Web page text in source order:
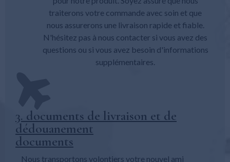
traiterons votre commande avec soin et que
nous assurerons une livraison rapide et fiable.
N'hésitez pas à nous contacter si vous avez des
questions ou si vous avez besoin d'informations
supplémentaires.
3. documents de livraison et de
dédouanement
documents
Nous transportons volontiers votre nouvel ami